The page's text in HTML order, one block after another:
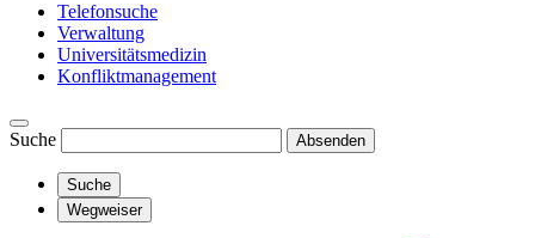
Telefonsuche
Verwaltung
Universitätsmedizin
Konfliktmanagement
Suche Absenden
Suche
Wegweiser